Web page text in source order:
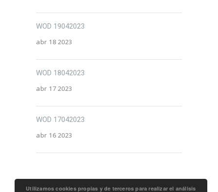
WOD 19042023
abr 18 2023
WOD 18042023
abr 17 2023
WOD 17042023
abr 16 2023
Utilizamos cookies propias y de terceros para realizar el análisis